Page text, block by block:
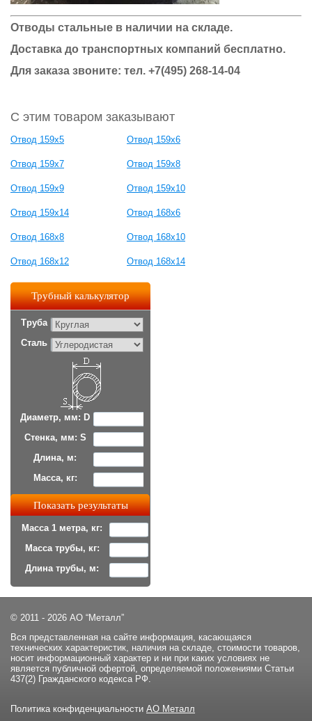
Отводы стальные в наличии на складе.
Доставка до транспортных компаний бесплатно.
Для заказа звоните: тел. +7(495) 268-14-04
С этим товаром заказывают
Отвод 159х5 Отвод 159х6
Отвод 159х7 Отвод 159х8
Отвод 159х9 Отвод 159х10
Отвод 159х14 Отвод 168х6
Отвод 168х8 Отвод 168х10
Отвод 168х12 Отвод 168х14
Трубный калькулятор
Труба
Сталь
Диаметр, мм: D
Стенка, мм: S
Длина, м:
Масса, кг:
Масса 1 метра, кг:
Масса трубы, кг:
Длина трубы, м:
© 2011 - 2026 АО “Металл”
Вся представленная на сайте информация, касающаяся
технических характеристик, наличия на складе, стоимости товаров,
носит информационный характер и ни при каких условиях не
является публичной офертой, определяемой положениями Статьи
437(2) Гражданского кодекса РФ.
Политика конфиденциальности АО Металл